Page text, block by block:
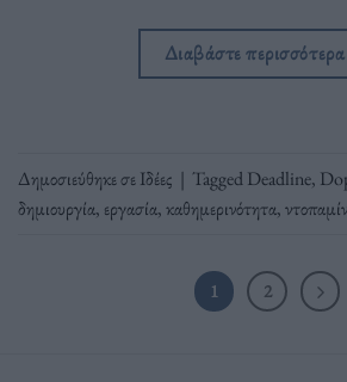
Διαβάστε περισσότερα
Δημοσιεύθηκε σεΙδέες | TaggedDeadline,
δημιουργία, εργασία,καθημερινότητα,
1 2